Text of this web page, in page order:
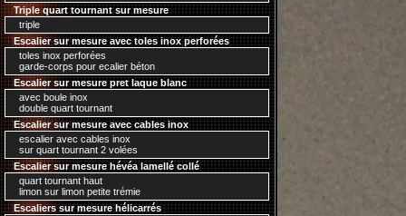
Triple quart tournant sur mesure
triple
Escalier sur mesure avec toles inox perforées
toles inox perforées
garde-corps pour ecalier béton
Escalier sur mesure pret laque blanc
avec boule inox
double quart tournant
Escalier sur mesure avec cables inox
escalier avec cables inox
sur quart tournant 2 volées
Escalier sur mesure hévéa lamellé collé
quart tournant haut
limon sur limon petite trémie
Escaliers sur mesure hélicarrés